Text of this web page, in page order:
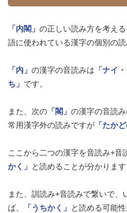
「内閣」 の正しい読み方を考え
語に使われている漢字の個別の読
「内」 の漢字の音読みは 「ナイ
ち」 です。
また、次の 「閣」 の漢字の音読み
常用漢字外の読みですが 「たか
ここから二つの漢字を音読み+音
かく」
と読めることが分かります
また、訓読み+音読みで繋いで、
ば、
「うちかく」
と読める可能